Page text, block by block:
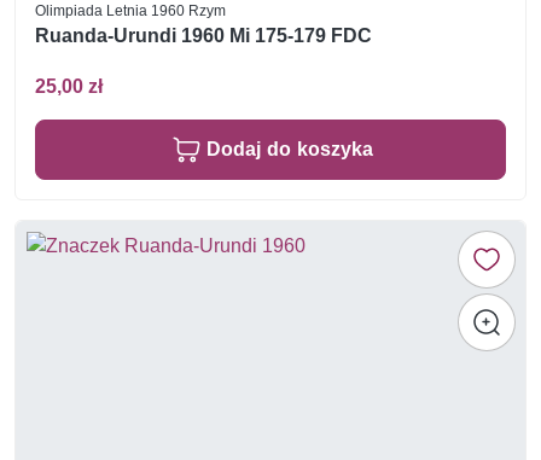
Olimpiada Letnia 1960 Rzym
Ruanda-Urundi 1960 Mi 175-179 FDC
25,00 zł
Dodaj do koszyka